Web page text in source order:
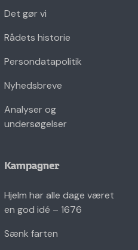
Det gør vi
Rådets historie
Persondatapolitik
Nyhedsbreve
Analyser og
undersøgelser
Kampagner
Hjelm har alle dage været
en god idé – 1676
Sænk farten